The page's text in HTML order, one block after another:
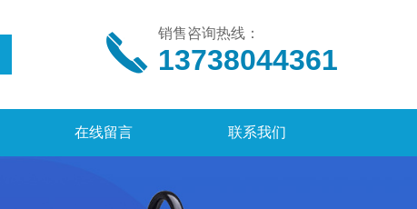
销售咨询热线：
13738044361
在线留言 联系我们